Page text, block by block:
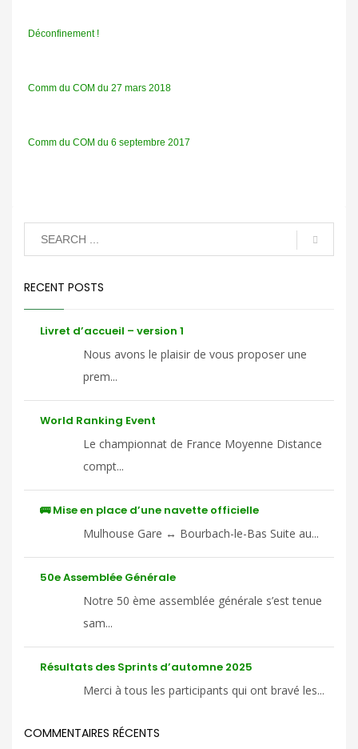
Déconfinement !
Comm du COM du 27 mars 2018
Comm du COM du 6 septembre 2017
RECENT POSTS
Livret d’accueil – version 1
Nous avons le plaisir de vous proposer une
prem...
World Ranking Event
Le championnat de France Moyenne Distance
compt...
🚌 Mise en place d’une navette officielle
Mulhouse Gare ↔ Bourbach-le-Bas Suite au...
50e Assemblée Générale
Notre 50 ème assemblée générale s’est tenue
sam...
Résultats des Sprints d’automne 2025
Merci à tous les participants qui ont bravé les...
COMMENTAIRES RÉCENTS